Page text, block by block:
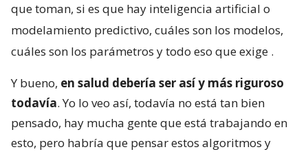
que toman, si es que hay inteligencia artificial o
modelamiento predictivo, cuáles son los modelos,
cuáles son los parámetros y todo eso que exige .
Y bueno, en salud debería ser así y más riguroso
todavía. Yo lo veo así, todavía no está tan bien
pensado, hay mucha gente que está trabajando en
esto, pero habría que pensar estos algoritmos y